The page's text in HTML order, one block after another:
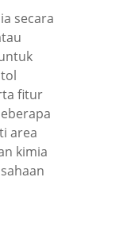
secara
fitur
area
kimia